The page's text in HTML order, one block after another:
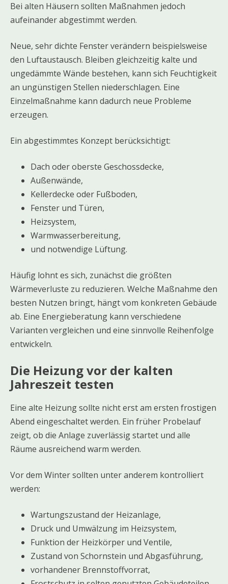
Bei alten Häusern sollten Maßnahmen jedoch
aufeinander abgestimmt werden.
Neue, sehr dichte Fenster verändern beispielsweise
den Luftaustausch. Bleiben gleichzeitig kalte und
ungedämmte Wände bestehen, kann sich Feuchtigkeit
an ungünstigen Stellen niederschlagen. Eine
Einzelmaßnahme kann dadurch neue Probleme
erzeugen.
Ein abgestimmtes Konzept berücksichtigt:
Dach oder oberste Geschossdecke,
Außenwände,
Kellerdecke oder Fußboden,
Fenster und Türen,
Heizsystem,
Warmwasserbereitung,
und notwendige Lüftung.
Häufig lohnt es sich, zunächst die größten
Wärmeverluste zu reduzieren. Welche Maßnahme den
besten Nutzen bringt, hängt vom konkreten Gebäude
ab. Eine Energieberatung kann verschiedene
Varianten vergleichen und eine sinnvolle Reihenfolge
entwickeln.
Die Heizung vor der kalten
Jahreszeit testen
Eine alte Heizung sollte nicht erst am ersten frostigen
Abend eingeschaltet werden. Ein früher Probelauf
zeigt, ob die Anlage zuverlässig startet und alle
Räume ausreichend warm werden.
Vor dem Winter sollten unter anderem kontrolliert
werden:
Wartungszustand der Heizanlage,
Druck und Umwälzung im Heizsystem,
Funktion der Heizkörper und Ventile,
Zustand von Schornstein und Abgasführung,
vorhandener Brennstoffvorrat,